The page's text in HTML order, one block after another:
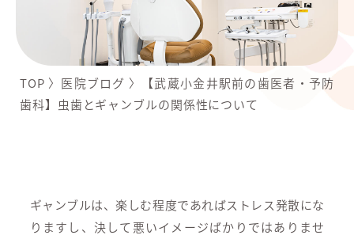
TOP 〉 医院ブログ 〉
【武蔵小金井駅前の歯医者・予防
歯科】虫歯とギャンブルの関係性について
ギャンブルは、楽しむ程度であればストレス発散にな
りますし、決して悪いイメージばかりではありませ